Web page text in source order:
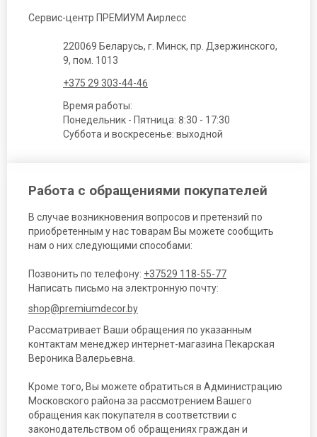
Сервис-центр ПРЕМИУМ Аирлесс
220069 Беларусь, г. Минск, пр. Дзержинского,
9, пом. 1013
+375 29 303-44-46
Время работы:
Понедельник - Пятница: 8:30 - 17:30
Суббота и воскресенье: выходной
Работа с обращениями покупателей
В случае возникновения вопросов и претензий по
приобретенным у нас товарам Вы можете сообщить
нам о них следующими способами:
Позвонить по телефону: +37529 118-55-77
Написать письмо на электронную почту:
shop@premiumdecor.by
Рассматривает Ваши обращения по указанным
контактам менеджер интернет-магазина Пекарская
Вероника Валерьевна.
Кроме того, Вы можете обратиться в Администрацию
Московского района за рассмотрением Вашего
обращения как покупателя в соответствии с
законодательством об обращениях граждан и